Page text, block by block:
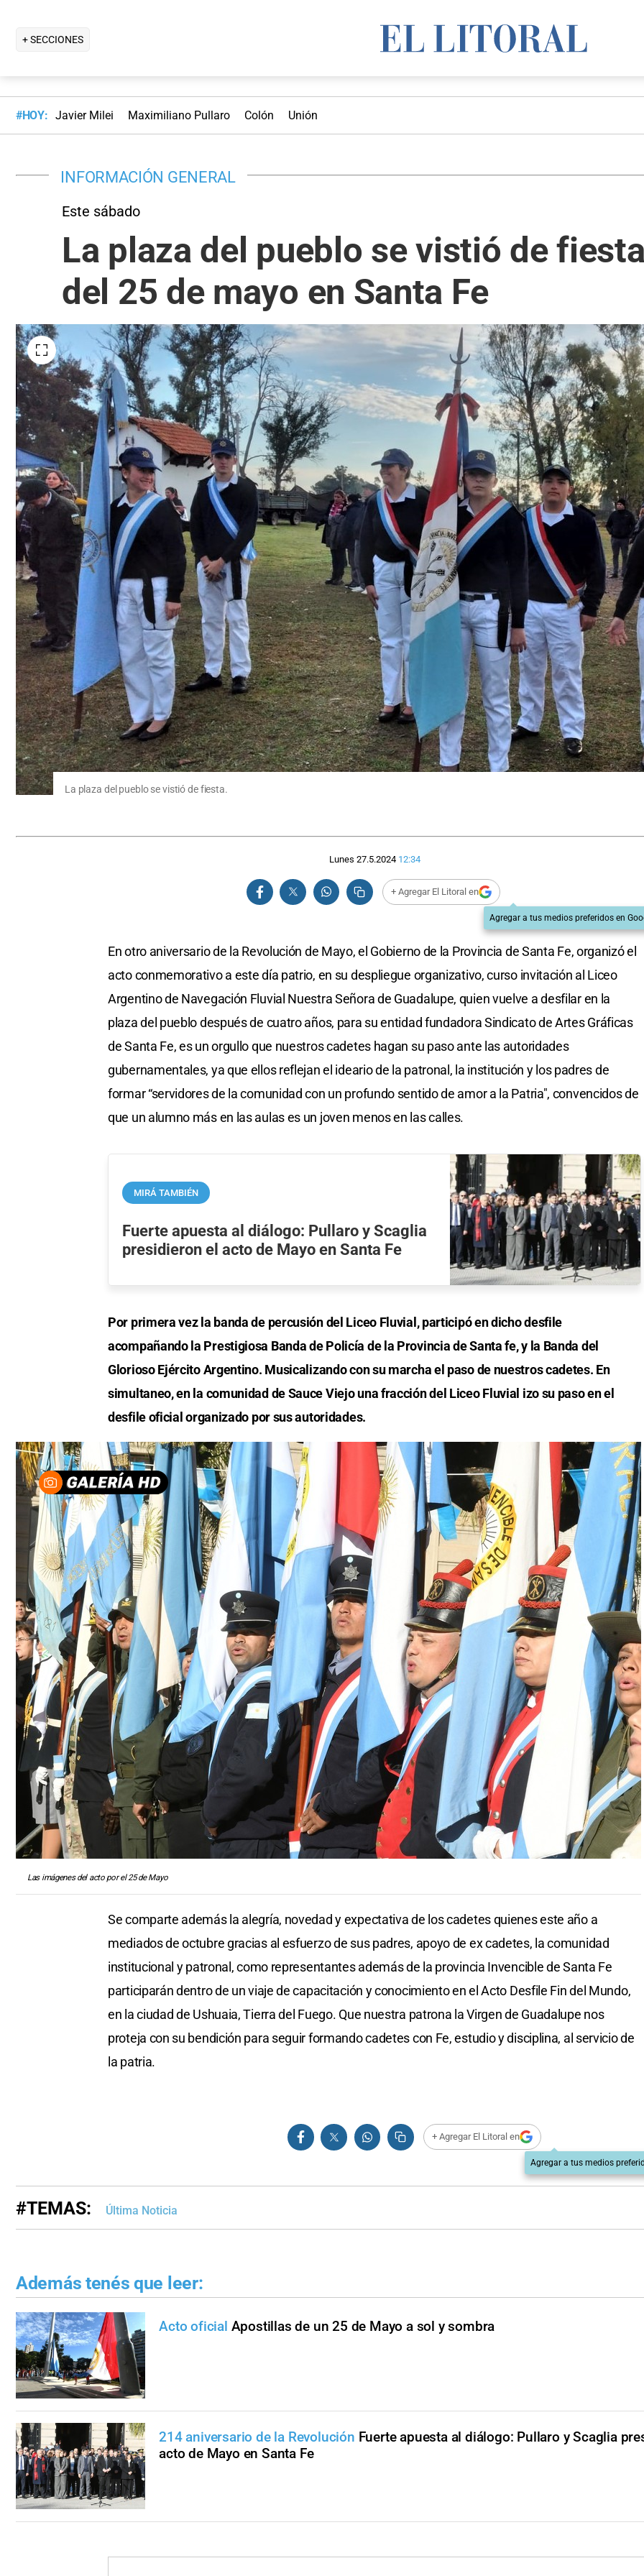
+ SECCIONES
#HOY: Javier Milei Maximiliano Pullaro Colón Unión
INFORMACIÓN GENERAL
Este sábado
La plaza del pueblo se vistió de
del 25 de mayo en Santa Fe
La plaza del pueblo se vistió de fiesta.
Lunes 27.5.2024 12:34
+ Agregar El Litoral en
Agregar a tus medios preferidos en
En otro aniversario de la Revolución de Mayo, el Gobierno de la Provincia de Santa Fe, organizó el
acto conmemorativo a este día patrio, en su despliegue organizativo, curso invitación al Liceo
Argentino de Navegación Fluvial Nuestra Señora de Guadalupe, quien vuelve a desfilar en la
plaza del pueblo después de cuatro años, para su entidad fundadora Sindicato de Artes Gráficas
de Santa Fe, es un orgullo que nuestros cadetes hagan su paso ante las autoridades
gubernamentales, ya que ellos reflejan el ideario de la patronal, la institución y los padres de
formar “servidores de la comunidad con un profundo sentido de amor a la Patria", convencidos de
que un alumno más en las aulas es un joven menos en las calles.
MIRÁ TAMBIÉN
Fuerte apuesta al diálogo: Pullaro y Scaglia
presidieron el acto de Mayo en Santa Fe
Por primera vez la banda de percusión del Liceo Fluvial, participó en dicho desfile
acompañando la Prestigiosa Banda de Policía de la Provincia de Santa fe, y la Banda del
Glorioso Ejército Argentino. Musicalizando con su marcha el paso de nuestros cadetes. En
simultaneo, en la comunidad de Sauce Viejo una fracción del Liceo Fluvial izo su paso en el
desfile oficial organizado por sus autoridades.
Las imágenes del acto por el 25 de Mayo
Se comparte además la alegría, novedad y expectativa de los cadetes quienes este año a
mediados de octubre gracias al esfuerzo de sus padres, apoyo de ex cadetes, la comunidad
institucional y patronal, como representantes además de la provincia Invencible de Santa Fe
participarán dentro de un viaje de capacitación y conocimiento en el Acto Desfile Fin del Mundo,
en la ciudad de Ushuaia, Tierra del Fuego. Que nuestra patrona la Virgen de Guadalupe nos
proteja con su bendición para seguir formando cadetes con Fe, estudio y disciplina, al servicio de
la patria.
+ Agregar El Litoral en
Agregar a tus medios
#TEMAS: Última Noticia
Además tenés que leer:
Acto oficial Apostillas de un 25 de Mayo a sol y sombra
214 aniversario de la Revolución Fuerte apuesta al diálogo: Pullaro y Scaglia
acto de Mayo en Santa Fe